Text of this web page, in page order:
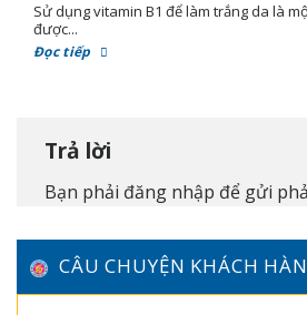
Sử dụng vitamin B1 để làm trắng da là
được...
Đọc tiếp
Trả lời
Bạn phải đăng nhập để gửi
CÂU CHUYỆN KHÁCH